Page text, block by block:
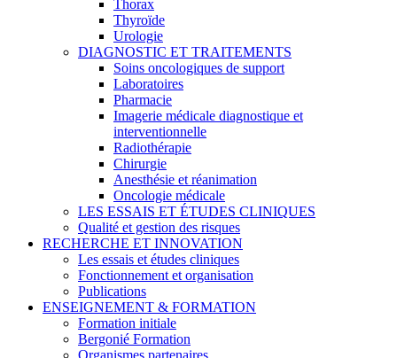
Thorax
Thyroïde
Urologie
DIAGNOSTIC ET TRAITEMENTS
Soins oncologiques de support
Laboratoires
Pharmacie
Imagerie médicale diagnostique et
interventionnelle
Radiothérapie
Chirurgie
Anesthésie et réanimation
Oncologie médicale
LES ESSAIS ET ÉTUDES CLINIQUES
Qualité et gestion des risques
RECHERCHE ET INNOVATION
Les essais et études cliniques
Fonctionnement et organisation
Publications
ENSEIGNEMENT & FORMATION
Formation initiale
Bergonié Formation
Organismes partenaires